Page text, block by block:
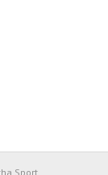
Sport